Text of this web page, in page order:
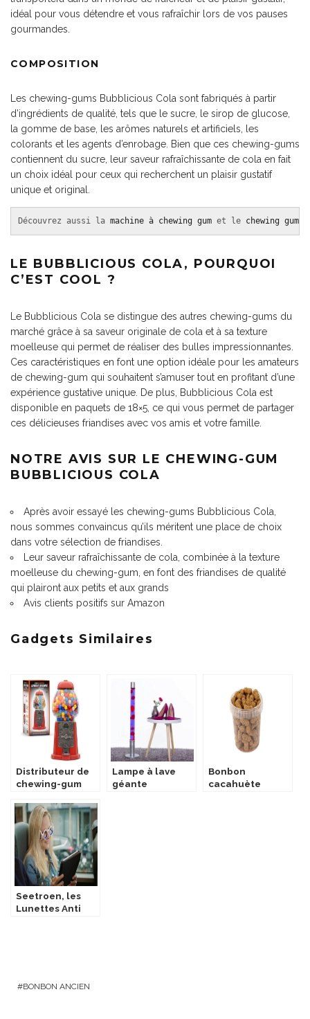
idéal pour vous détendre et vous rafraîchir lors de vos pauses
gourmandes.
COMPOSITION
Les chewing-gums Bubblicious Cola sont fabriqués à partir
d’ingrédients de qualité, tels que le sucre, le sirop de glucose,
la gomme de base, les arômes naturels et artificiels, les
colorants et les agents d’enrobage. Bien que ces chewing-gums
contiennent du sucre, leur saveur rafraîchissante de cola en fait
un choix idéal pour ceux qui recherchent un plaisir gustatif
unique et original.
Découvrez aussi la machine à chewing gum et le chewing gum
LE BUBBLICIOUS COLA, POURQUOI
C’EST COOL ?
Le Bubblicious Cola se distingue des autres chewing-gums du
marché grâce à sa saveur originale de cola et à sa texture
moelleuse qui permet de réaliser des bulles impressionnantes.
Ces caractéristiques en font une option idéale pour les amateurs
de chewing-gum qui souhaitent s’amuser tout en profitant d’une
expérience gustative unique. De plus, Bubblicious Cola est
disponible en paquets de 18×5, ce qui vous permet de partager
ces délicieuses friandises avec vos amis et votre famille.
NOTRE AVIS SUR LE CHEWING-GUM
BUBBLICIOUS COLA
Après avoir essayé les chewing-gums Bubblicious Cola,
nous sommes convaincus qu’ils méritent une place de choix
dans votre sélection de friandises.
Leur saveur rafraîchissante de cola, combinée à la texture
moelleuse du chewing-gum, en font des friandises de qualité
qui plairont aux petits et aux grands
Avis clients positifs sur Amazon
Gadgets Similaires
Distributeur de
chewing-gum
Lampe à lave
géante
Bonbon
cacahuète
Seetroen, les
Lunettes Anti
BONBON ANCIEN